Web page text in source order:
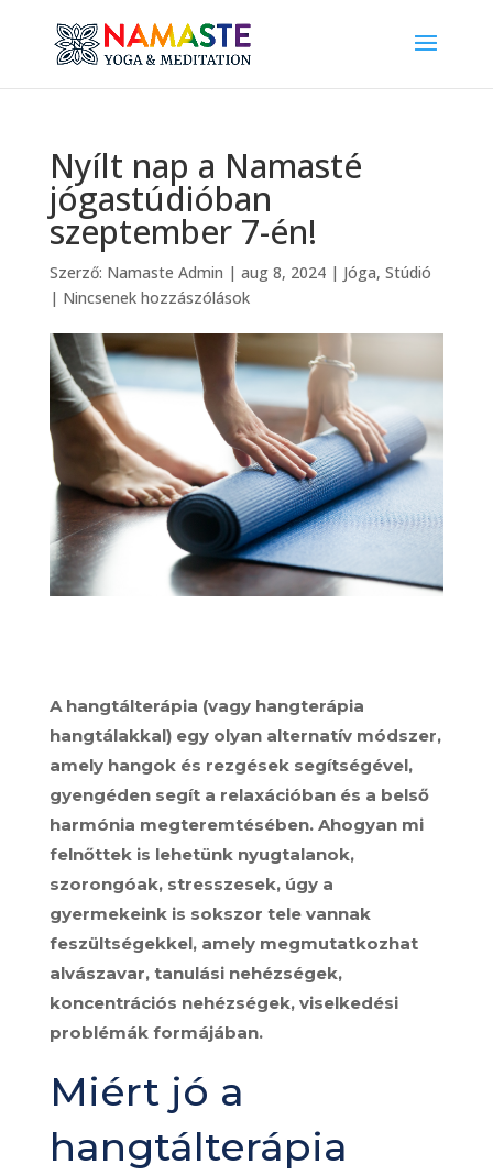
Nyílt nap a Namasté
jógastúdióban
szeptember 7-én!
Szerző: Namaste Admin | aug 8, 2024| Jóga, Stúdió
| Nincsenek hozzászólások
A hangtálterápia (vagy hangterápia
hangtálakkal) egy olyan alternatív módszer,
amely hangok és rezgések segítségével,
gyengéden segít a relaxációban és a belső
harmónia megteremtésében. Ahogyan mi
felnőttek is lehetünk nyugtalanok,
szorongóak, stresszesek, úgy a
gyermekeink is sokszor tele vannak
feszültségekkel, amely megmutatkozhat
alvászavar, tanulási nehézségek,
koncentrációs nehézségek, viselkedési
problémák formájában.
Miért jó a
hangtálterápia